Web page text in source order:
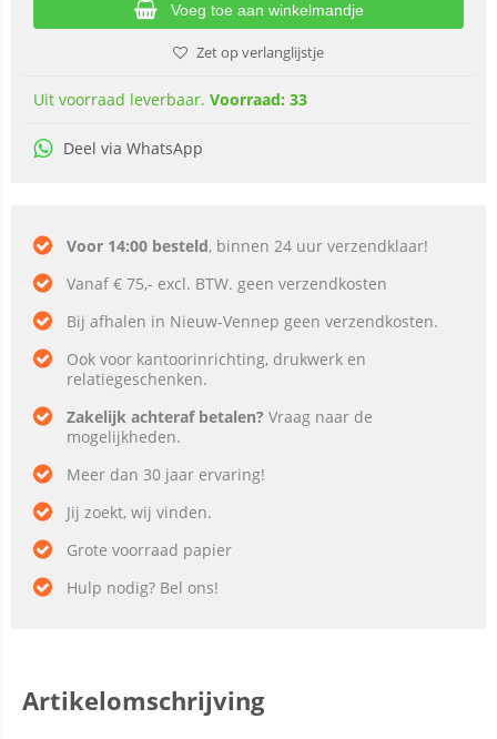
Voeg toe aan winkelmandje
Zet op verlanglijstje
Uit voorraad leverbaar. Voorraad: 33
Deel via WhatsApp
Voor 14:00 besteld, binnen 24 uur verzendklaar!
Vanaf € 75,- excl. BTW. geen verzendkosten
Bij afhalen in Nieuw-Vennep geen verzendkosten.
Ook voor kantoorinrichting, drukwerk en
relatiegeschenken.
Zakelijk achteraf betalen? Vraag naar de
mogelijkheden.
Meer dan 30 jaar ervaring!
Jij zoekt, wij vinden.
Grote voorraad papier
Hulp nodig? Bel ons!
Artikelomschrijving